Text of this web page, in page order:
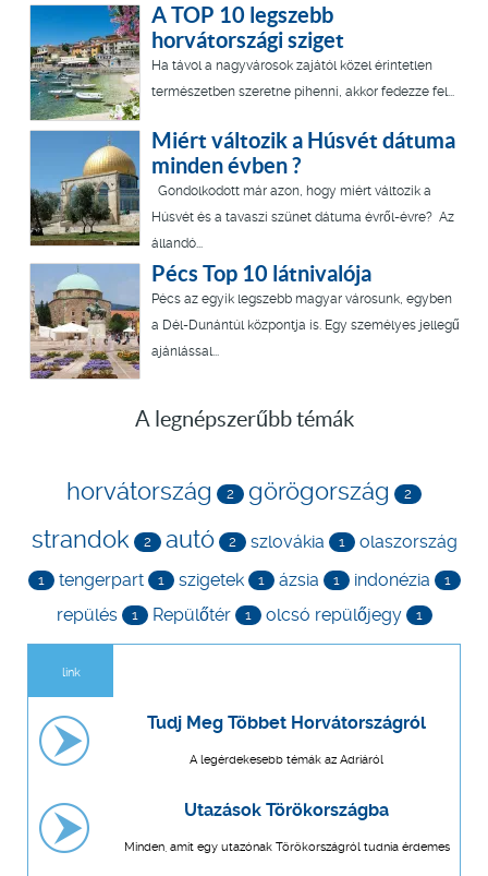
A TOP 10 legszebb
horvátországi sziget
Ha távol a nagyvárosok zajától közel érintetlen
természetben szeretne pihenni, akkor fedezze fel...
Miért változik a Húsvét dátuma
minden évben ?
Gondolkodott már azon, hogy miért változik a
Húsvét és a tavaszi szünet dátuma évről-évre? Az
állandó...
Pécs Top 10 látnivalója
Pécs az egyik legszebb magyar városunk, egyben
a Dél-Dunántúl központja is. Egy személyes jellegű
ajánlással...
A legnépszerűbb témák
horvátország 2 görögország 2
strandok 2 autó 2 szlovákia 1 olaszország
1 tengerpart 1 szigetek 1 ázsia 1 indonézia 1
repülés 1 Repülőtér 1 olcsó repülőjegy 1
link
Tudj Meg Többet Horvátországról
A legérdekesebb témák az Adriáról
Utazások Törökországba
Minden, amit egy utazónak Törökországról tudnia érdemes